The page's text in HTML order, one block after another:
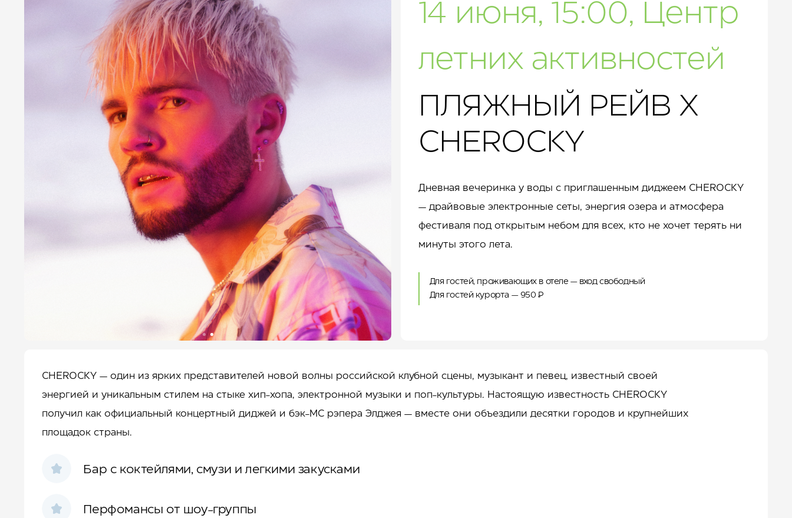
14 июня, 15:00, Центр
летних активностей
ПЛЯЖНЫЙ РЕЙВ Х
CHEROСKY
Дневная вечеринка у воды с приглашенным диджеем CHEROСKY
— драйвовые электронные сеты, энергия озера и атмосфера
фестиваля под открытым небом для всех, кто не хочет терять ни
минуты этого лета.
Для гостей, проживающих в отеле — вход свободный
Для гостей курорта — 950 ₽
CHEROСKY — один из ярких представителей новой волны российской клубной сцены, музыкант и певец, известный своей
энергией и уникальным стилем на стыке хип-хопа, электронной музыки и поп-культуры. Настоящую известность CHEROСKY
получил как официальный концертный диджей и бэк-МС рэпера Элджея — вместе они объездили десятки городов и крупнейших
площадок страны.
Бар с коктейлями, смузи и легкими закусками
Перфомансы от шоу-группы